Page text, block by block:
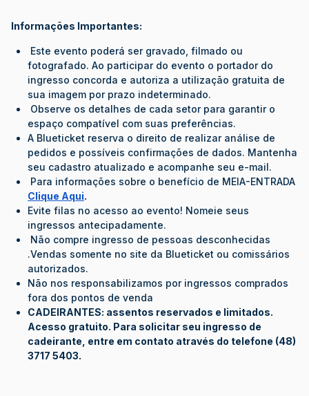
Informações Importantes:
Este evento poderá ser gravado, filmado ou
fotografado. Ao participar do evento o portador do
ingresso concorda e autoriza a utilização gratuita de
sua imagem por prazo indeterminado.
Observe os detalhes de cada setor para garantir o
espaço compatível com suas preferências.
A Blueticket reserva o direito de realizar análise de
pedidos e possíveis confirmações de dados. Mantenha
seu cadastro atualizado e acompanhe seu e-mail.
Para informações sobre o benefício de MEIA-ENTRADA
Clique Aqui.
Evite filas no acesso ao evento! Nomeie seus
ingressos antecipadamente.
Não compre ingresso de pessoas desconhecidas
.Vendas somente no site da Blueticket ou comissários
autorizados.
Não nos responsabilizamos por ingressos comprados
fora dos pontos de venda
CADEIRANTES: assentos reservados e limitados.
Acesso gratuito. Para solicitar seu ingresso de
cadeirante, entre em contato através do telefone (48)
3717 5403.